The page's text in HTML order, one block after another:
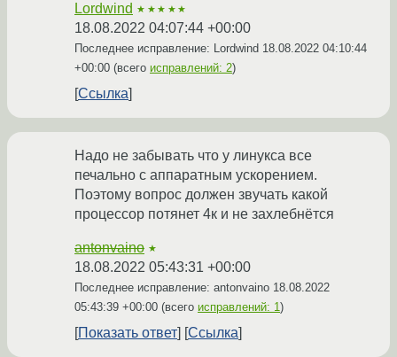
Lordwind ★★★★★
18.08.2022 04:07:44 +00:00
Последнее исправление: Lordwind 18.08.2022 04:10:44
+00:00 (всего исправлений: 2)
Ссылка
Надо не забывать что у линукса все
печально с аппаратным ускорением.
Поэтому вопрос должен звучать какой
процессор потянет 4к и не захлебнётся
antonvaino ★
18.08.2022 05:43:31 +00:00
Последнее исправление: antonvaino 18.08.2022
05:43:39 +00:00 (всего исправлений: 1)
Показать ответ Ссылка